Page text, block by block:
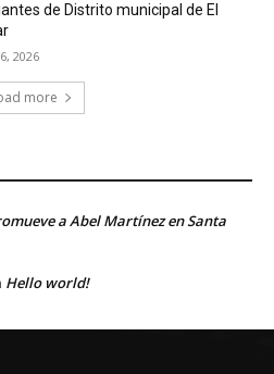
de Distrito municipal de El
2026
more
a Abel Martínez en Santa
Hello world!